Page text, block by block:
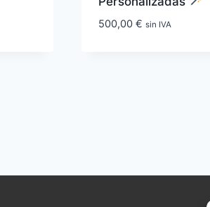
500,00€ sin IVA